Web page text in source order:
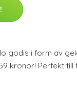
godis i form av
kronor! Perfekt